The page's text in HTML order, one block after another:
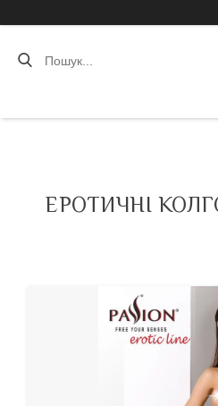
ЕРОТИЧНІ